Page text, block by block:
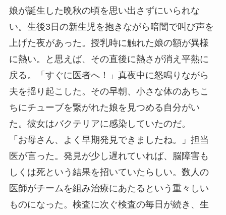
娘が誕生した晩秋の頃を思い出さずにいられな
い。生後3日の新生児を抱きながら暗闇で叫び声を
上げた夜があった。授乳時に触れた娘の額が異様
に熱い。と思えば、その直後に熱さが消え平熱に
戻る。「すぐに医者へ！」真夜中に怒鳴りながら
夫を揺り起こした。その早朝、小さな体のあちこ
ちにチューブを繋がれた娘を見つめる自分がい
た。彼女はバクテリアに感染していたのだ。
「お母さん、よく早期発見できましたね。」担当
医が言った。発見が少し遅れていれば、脳障害も
しくは死という結果を招いていたらしい。数人の
医師がチームを組み治療にあたるという重々しい
ものになった。検査に次ぐ検査の毎日が続き、生